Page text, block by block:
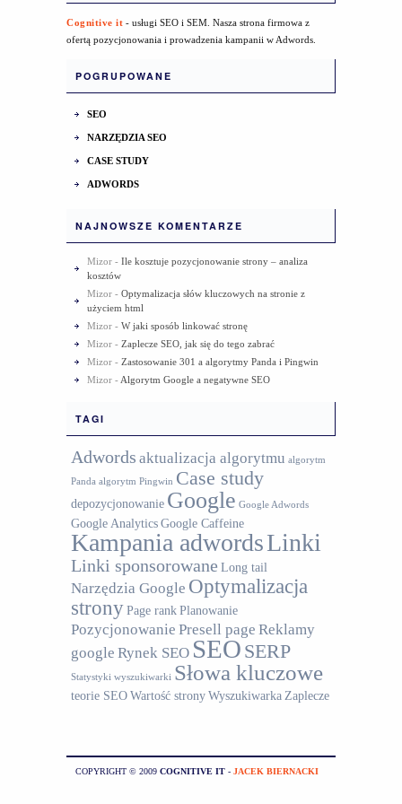
Cognitive it - usługi SEO i SEM. Nasza strona firmowa z
ofertą pozycjonowania i prowadzenia kampanii w Adwords.
POGRUPOWANE
SEO
NARZĘDZIA SEO
CASE STUDY
ADWORDS
NAJNOWSZE KOMENTARZE
Mizor - Ile kosztuje pozycjonowanie strony – analiza
kosztów
Mizor - Optymalizacja słów kluczowych na stronie z
użyciem html
Mizor - W jaki sposób linkować stronę
Mizor - Zaplecze SEO, jak się do tego zabrać
Mizor - Zastosowanie 301 a algorytmy Panda i Pingwin
Mizor - Algorytm Google a negatywne SEO
TAGI
Adwords aktualizacja algorytmu algorytm
Panda algorytm Pingwin Case study
depozycjonowanie Google Google Adwords
Google AnalyticsGoogle Caffeine
Kampania adwordsLinki
Linki sponsorowane Long tail
Narzędzia Google Optymalizacja
stronyPage rankPlanowanie
Pozycjonowanie Presell page Reklamy
google Rynek SEO SEO SERP
Statystyki wyszukiwarki Słowa kluczowe
teorie SEOWartość stronyWyszukiwarka Zaplecze
COPYRIGHT © 2009 COGNITIVE IT - JACEK BIERNACKI